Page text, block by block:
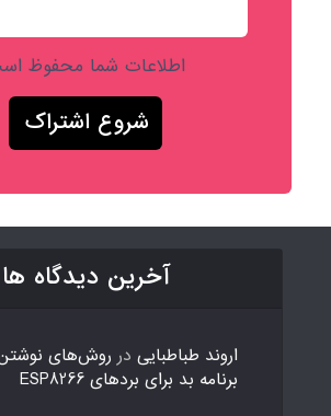
اطلاعات شما محفوظ
آخرین دیدگاه ها
اروند طباطبایی در روش‌های
برنامه بد برای بردهای ESP8266